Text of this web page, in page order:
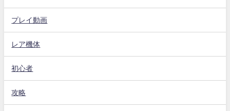
プレイ動画
レア機体
初心者
攻略